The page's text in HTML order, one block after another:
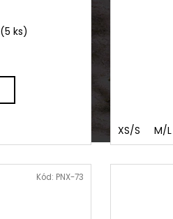
(5 ks)
XS/S M/L
Kód: PNX-73